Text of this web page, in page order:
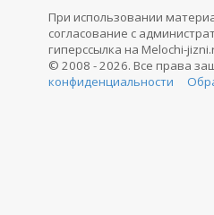
При использовании
согласование с
гиперссылка на Melochi-
© 2008 - 2026. Все права
конфиденциальности